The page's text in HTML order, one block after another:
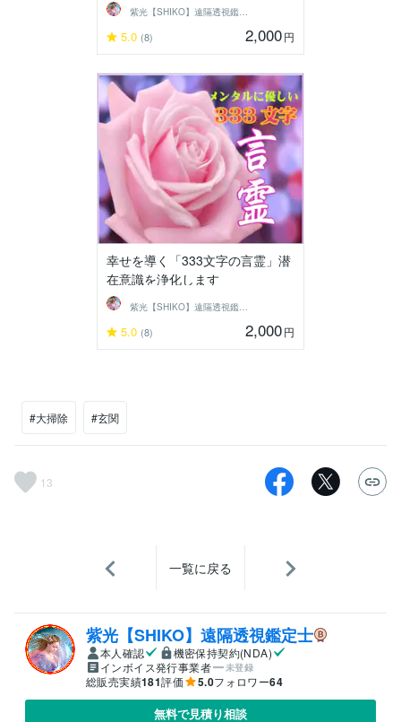
紫光【SHIKO】遠隔透視鑑定士
5.0 (8) 2,000円
幸せを導く「333文字の言霊」潜
在意識を浄化します
5.0 (8) 2,000円
#大掃除 #玄関
13
一覧に戻る
紫光【SHIKO】遠隔透視鑑定士
本人確認
機密保持契約(NDA)
インボイス発行事業者
未登録
総販売実績181評価 5.0フォロワー64
無料で見積り相談